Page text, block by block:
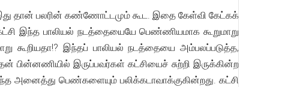
இது தான் பலரின் கண்ணோட்டமும் கூட. இதை கேள்வி கேட்கக்
இந்த பாலியல் நடத்தையையே பெண்ணியமாக கூறுமாறு
கூறியதா!? இந்தப் பாலியல் நடத்தையை அம்பலப்படுத்த,
இருப்பவர்கள் கட்சியைச் சுற்றி இருக்கின்ற
அனைத்து பெண்களையும் பலிக்கடாவாக்குகின்றது. கட்சி